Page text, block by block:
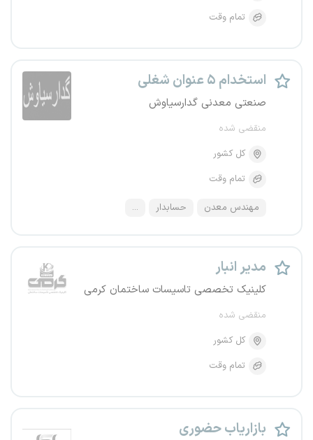
تمام وقت
استخدام ۵ عنوان شغلی
صنعتی معدنی گدارسیاوش
منقضی شده
کل کشور
تمام وقت
مهندس معدن حسابدار ...
مدیر انبار
کلینیک تخصصی تاسیسات ساختمان کرمی
منقضی شده
کل کشور
تمام وقت
بازاریاب حضوری